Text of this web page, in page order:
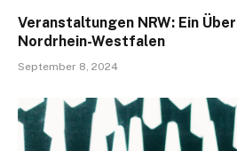
Veranstaltungen NRW: Ein
Nordrhein-Westfalen
September 8, 2024